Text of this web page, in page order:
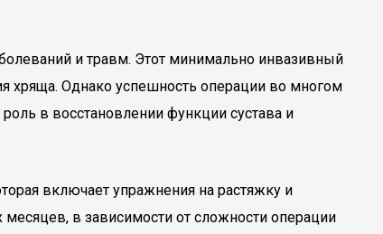
и травм. Этот минимально инвазивный
хряща. Однако успешность операции во многом
в восстановлении функции сустава и
включает упражнения на растяжку и
в зависимости от сложности операции